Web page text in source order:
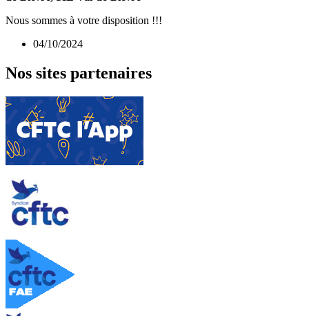
Nous sommes à votre disposition !!!
04/10/2024
Nos sites partenaires